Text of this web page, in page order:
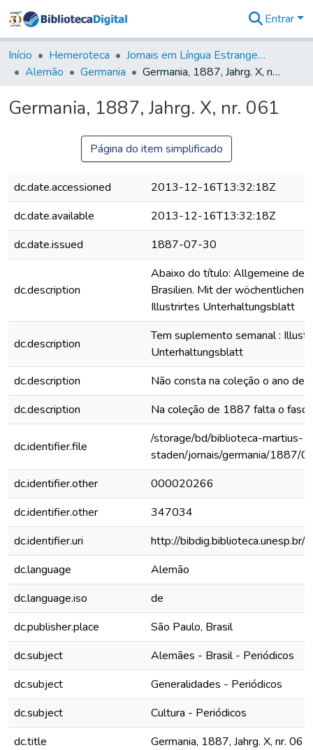
&
Coleções
Tudo na
Digital
Entrar
Início Hemeroteca
Jornais em Língua Estrangeira
Alemão
Germania Germania, 1887, Jahrg. X, nr. 061
Germania, 1887, Jahrg. X, nr. 061
Página do item simplificado
dc.date.accessioned
2013-12-16T13:32:18Z
dc.date.available
2013-12-16T13:32:18Z
dc.date.issued
1887-07-30
dc.description
Abaixo do título: Allgemeine
Brasilien. Mit der wöchentlichen
Illustrirtes Unterhaltungsblatt
dc.description
Tem suplemento semanal :
Unterhaltungsblatt
dc.description
Não consta na coleção o ano de
dc.description
Na coleção de 1887 falta o
dc.identifier.file
/storage/bd/biblioteca-martius-
staden/jornais/germania/1887/
dc.identifier.other
000020266
dc.identifier.other
347034
dc.identifier.uri
http://
dc.language
Alemão
dc.language.iso
de
dc.publisher.place
São Paulo, Brasil
dc.subject
Alemães - Brasil - Periódicos
dc.subject
Generalidades - Periódicos
dc.subject
Cultura - Periódicos
dc.title
Germania, 1887, Jahrg. X, nr. 061